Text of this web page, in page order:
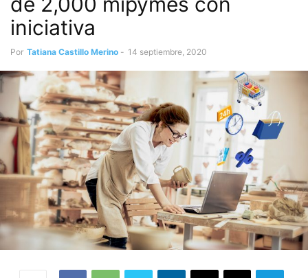
iniciativa
Por Tatiana Castillo Merino - 14 septiembre, 2020